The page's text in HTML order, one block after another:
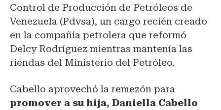
Control de Producción de Petróleos de
Venezuela (Pdvsa), un cargo recién creado
en la compañía petrolera que reformó
Delcy Rodríguez mientras mantenía las
riendas del Ministerio del Petróleo.
Cabello aprovechó la remezón para
promover a su hija, Daniella Cabello